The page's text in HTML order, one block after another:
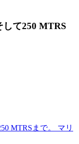
して250 MTRS
MTRSまで。 マリ